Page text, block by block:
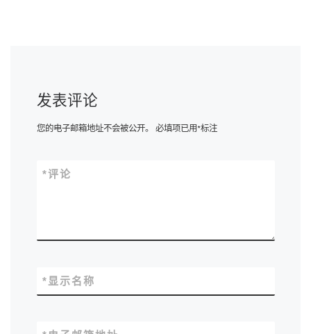
发表评论
您的电子邮箱地址不会被公开。 必填项已用*标注
评论
*
显示名称
*